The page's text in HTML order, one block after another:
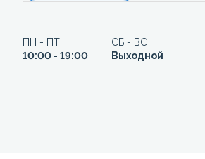
ПН - ПТ
10:00 - 19:00
СБ - ВС
Выходной